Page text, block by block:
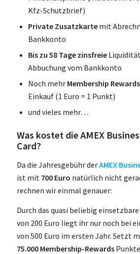
Kfz-Schutzbrief)
Private Zusatzkartemit
Bankkonto
Bis zu 58 Tage zinsfreie
Abbuchung vom Bankkonto
Noch mehr Membership
Einkauf (1 Euro = 1 Punkt)
und vieles mehr…
Was kostet die AMEX
Card?
Da die Jahresgebühr derAMEX
ist mit 700 Euro natürlich nicht
rechnen wir einmal genauer:
Durch das quasi beliebig einsetzbare
von 200 Euro liegt ihr nur noch bei
von 500 Euro im ersten Jahr. Setzt
75.000 Membership-Rewards